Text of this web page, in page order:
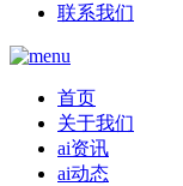
联系我们
首页
关于我们
ai资讯
ai动态